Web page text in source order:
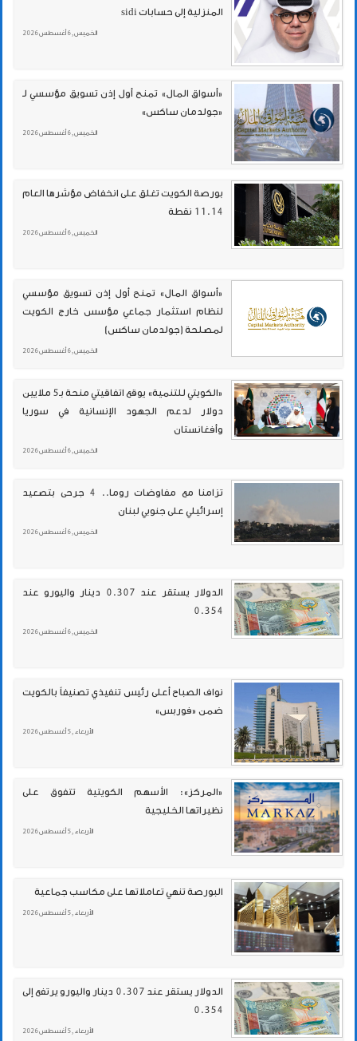
المنزلية إلى حسابات sidi
الخميس , 6 أغسطس 2026
«أسواق المال» تمنح أول إذن تسويق مؤسسي لـ
«جولدمان ساكس»
الخميس , 6 أغسطس 2026
بورصة الكويت تغلق على انخفاض مؤشرها العام
11.14 نقطة
الخميس , 6 أغسطس 2026
«أسواق المال» تمنح أول إذن تسويق مؤسسي
لنظام استثمار جماعي مؤسس خارج الكويت
لمصلحة (جولدمان ساكس)
الخميس , 6 أغسطس 2026
«الكويتي للتنمية» يوقع اتفاقيتي منحة بـ5 ملايين
دولار لدعم الجهود الإنسانية في سوريا
وأفغانستان
الخميس , 6 أغسطس 2026
تزامنا مع مفاوضات روما.. 4 جرحى بتصعيد
إسرائيلي على جنوبي لبنان
الخميس , 6 أغسطس 2026
الدولار يستقر عند 0.307 دينار واليورو عند
0.354
الخميس , 6 أغسطس 2026
نواف الصباح أعلى رئيس تنفيذي تصنيفاً بالكويت
ضمن «فوربس»
الأربعاء , 5 أغسطس 2026
«المركز»: الأسهم الكويتية تتفوق على
نظيراتها الخليجية
الأربعاء , 5 أغسطس 2026
البورصة تنهي تعاملاتها على مكاسب جماعية
الأربعاء , 5 أغسطس 2026
الدولار يستقر عند 0.307 دينار واليورو يرتفع إلى
0.354
الأربعاء , 5 أغسطس 2026